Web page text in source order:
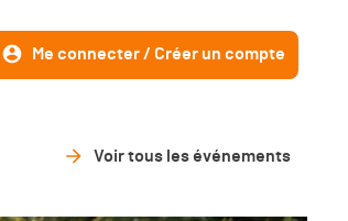
Me connecter / Créer un compte
Voir tous les événements